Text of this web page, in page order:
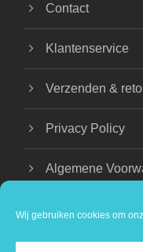
Wij gebruiken cookies om
Contact
Klantenservice
Verzenden &
Privacy Policy
Algemene